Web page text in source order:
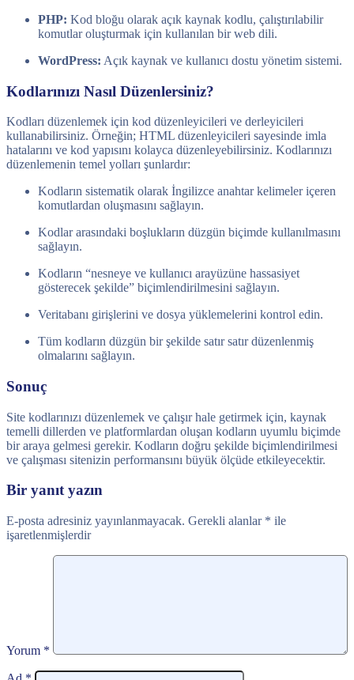
PHP: Kod bloğu olarak açık kaynak kodlu, çalıştırılabilir
komutlar oluşturmak için kullanılan bir web dili.
WordPress: Açık kaynak ve kullanıcı dostu yönetim sistemi.
Kodlarınızı Nasıl Düzenlersiniz?
Kodları düzenlemek için kod düzenleyicileri ve derleyicileri
kullanabilirsiniz. Örneğin; HTML düzenleyicileri sayesinde imla
hatalarını ve kod yapısını kolayca düzenleyebilirsiniz. Kodlarınızı
düzenlemenin temel yolları şunlardır:
Kodların sistematik olarak İngilizce anahtar kelimeler içeren
komutlardan oluşmasını sağlayın.
Kodlar arasındaki boşlukların düzgün biçimde kullanılmasını
sağlayın.
Kodların “nesneye ve kullanıcı arayüzüne hassasiyet
gösterecek şekilde” biçimlendirilmesini sağlayın.
Veritabanı girişlerini ve dosya yüklemelerini kontrol edin.
Tüm kodların düzgün bir şekilde satır satır düzenlenmiş
olmalarını sağlayın.
Sonuç
Site kodlarınızı düzenlemek ve çalışır hale getirmek için, kaynak
temelli dillerden ve platformlardan oluşan kodların uyumlu biçimde
bir araya gelmesi gerekir. Kodların doğru şekilde biçimlendirilmesi
ve çalışması sitenizin performansını büyük ölçüde etkileyecektir.
Bir yanıt yazın
E-posta adresiniz yayınlanmayacak. Gerekli alanlar * ile
işaretlenmişlerdir
Yorum *